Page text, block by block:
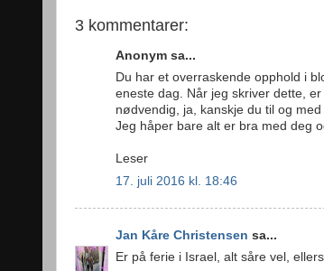
3 kommentarer:
Anonym sa...
Du har et overraskende opphold i
eneste dag. Når jeg skriver dette,
nødvendig, ja, kanskje du til og
Jeg håper bare alt er bra med deg
Leser
17. juli 2016 kl. 18:46
Jan Kåre Christensen sa...
Er på ferie i Israel, alt såre vel,